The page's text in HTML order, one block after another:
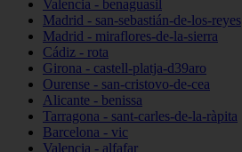
Valencia - benaguasil
Madrid - san-sebastián-de-los-reyes
Madrid - miraflores-de-la-sierra
Cádiz - rota
Girona - castell-platja-d39aro
Ourense - san-cristovo-de-cea
Alicante - benissa
Tarragona - sant-carles-de-la-ràpita
Barcelona - vic
Valencia - alfafar